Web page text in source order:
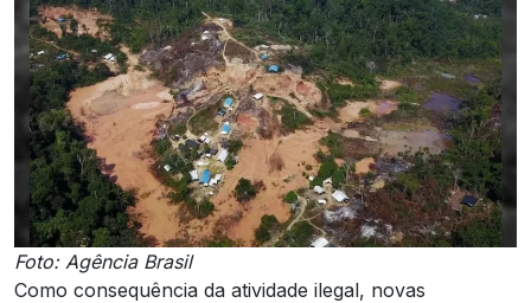
Foto: Agência Brasil
Como consequência da atividade ilegal, novas